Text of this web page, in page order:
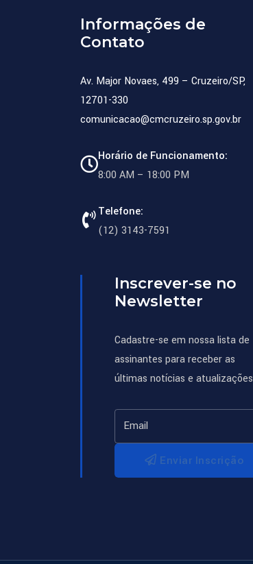
Informações de
Contato
Av. Major Novaes, 499 – Cruzeiro/SP,
12701-330
comunicacao@cmcruzeiro.sp.gov.br
Horário de Funcionamento:
8:00 AM – 18:00 PM
Telefone:
(12) 3143-7591
Inscrever-se no
Newsletter
Cadastre-se em nossa lista de
assinantes para receber as
últimas notícias e atualizações
Enviar Inscrição